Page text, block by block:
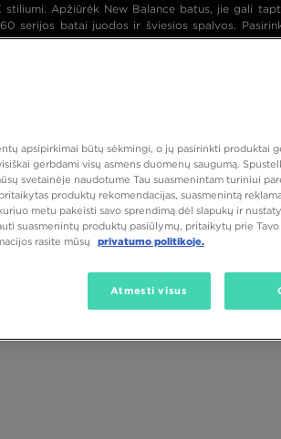
Apžiūrėk New Balance batus, jie gali
serijos batai juodos ir šviesios spalvos.
apsipirkimai būtų sėkmingi, o jų pasirinkti produktai
gerbdami visų asmens duomenų saugumą.
svetainėje naudotume Tau suasmenintam turiniui
produktų rekomendacijas, suasmenintą
metu pakeisti savo sprendimą dėl slapukų ir
suasmenintų produktų pasiūlymų, pritaikytų prie
rasite mūsų
privatumo politikoje.
Atmesti visus